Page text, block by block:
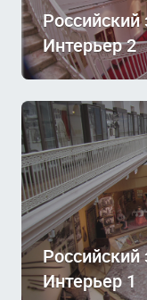
Российский
Интерьер 2
Российский
Интерьер 1